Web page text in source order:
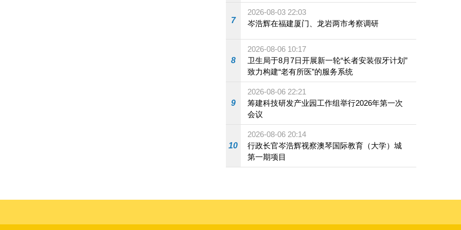
7
2026-08-03 22:03
岑浩辉在福建厦门、龙岩两市考察调研
8
2026-08-06 10:17
卫生局于8月7日开展新一轮“长者安装假牙计划”
致力构建“老有所医”的服务系统
9
2026-08-06 22:21
筹建科技研发产业园工作组举行2026年第一次
会议
10
2026-08-06 20:14
行政长官岑浩辉视察澳琴国际教育（大学）城
第一期项目